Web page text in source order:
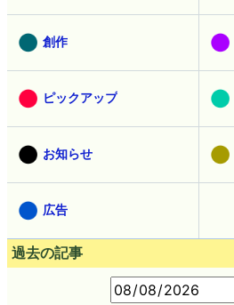
デザイン
創作
ピックアップ
お知らせ
広告